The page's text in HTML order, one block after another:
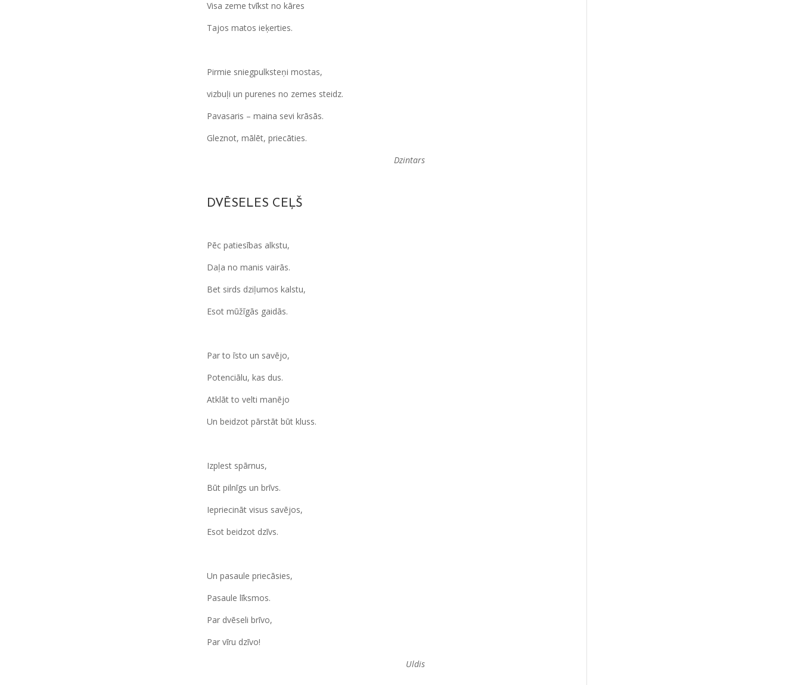
Visa zeme tvīkst no kāres
Tajos matos ieķerties.
Pirmie sniegpulksteņi mostas,
vizbuļi un purenes no zemes steidz.
Pavasaris – maina sevi krāsās.
Gleznot, mālēt, priecāties.
Dzintars
DVĒSELES CEĻŠ
Pēc patiesības alkstu,
Daļa no manis vairās.
Bet sirds dziļumos kalstu,
Esot mūžīgās gaidās.
Par to īsto un savējo,
Potenciālu, kas dus.
Atklāt to velti manējo
Un beidzot pārstāt būt kluss.
Izplest spārnus,
Būt pilnīgs un brīvs.
Iepriecināt visus savējos,
Esot beidzot dzīvs.
Un pasaule priecāsies,
Pasaule līksmos.
Par dvēseli brīvo,
Par vīru dzīvo!
Uldis